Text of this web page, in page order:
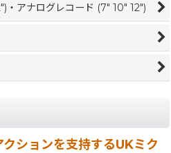
アナログレコード (7" 10" 12")
ションを支持するUKミク